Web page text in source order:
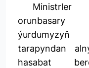
Ministrler
orunbasary
ýurdumyzyň
tarapyndan
hasabat